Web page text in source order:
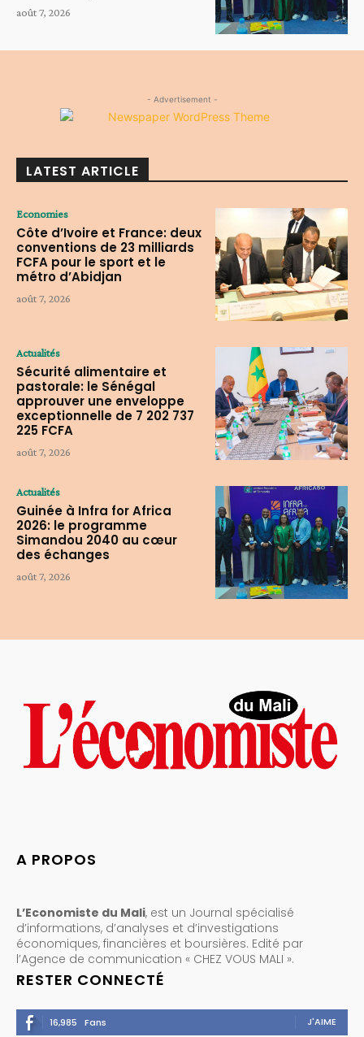
août 7, 2026
- Advertisement -
LATEST ARTICLE
Economies
Côte d’Ivoire et France: deux
conventions de 23 milliards
FCFA pour le sport et le
métro d’Abidjan
août 7, 2026
Actualités
Sécurité alimentaire et
pastorale: le Sénégal
approuver une enveloppe
exceptionnelle de 7 202 737
225 FCFA
août 7, 2026
Actualités
Guinée à Infra for Africa
2026: le programme
Simandou 2040 au cœur
des échanges
août 7, 2026
A PROPOS
L’Economiste du Mali, est un Journal spécialisé
d’informations, d’analyses et d’investigations
économiques, financières et boursières. Edité par
l’Agence de communication « CHEZ VOUS MALI ».
RESTER CONNECTÉ
16,985 Fans J'AIME